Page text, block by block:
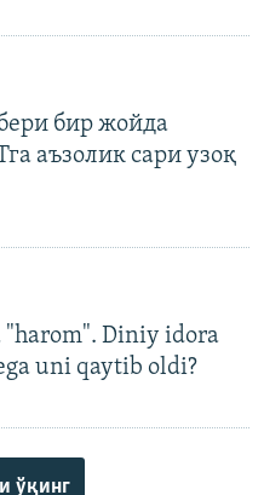
бир жойда
аъзолик сари узоқ
Diniy idora
uni qaytib oldi?
ўқинг